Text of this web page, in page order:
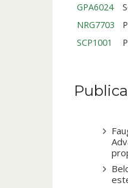
GPA6024
NRG7703
SCP1001